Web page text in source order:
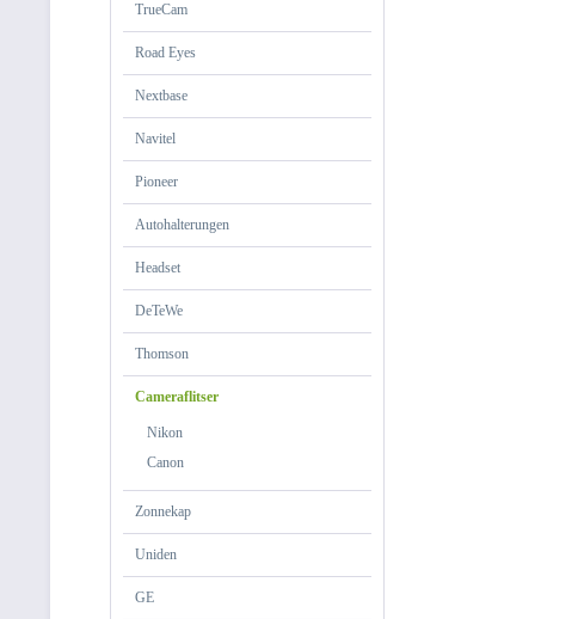
TrueCam
Road Eyes
Nextbase
Navitel
Pioneer
Autohalterungen
Headset
DeTeWe
Thomson
Cameraflitser
Nikon
Canon
Zonnekap
Uniden
GE